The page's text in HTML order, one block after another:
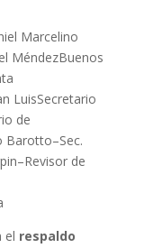
Marcelino
MéndezBuenos
LuisSecretario
de
Barotto–Sec.
de
el respaldo